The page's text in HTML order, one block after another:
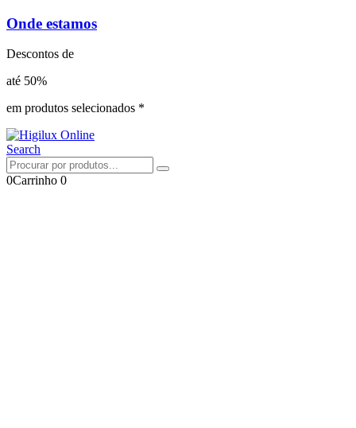
Onde estamos
Descontos de
até 50%
em produtos selecionados *
Search
0Carrinho 0